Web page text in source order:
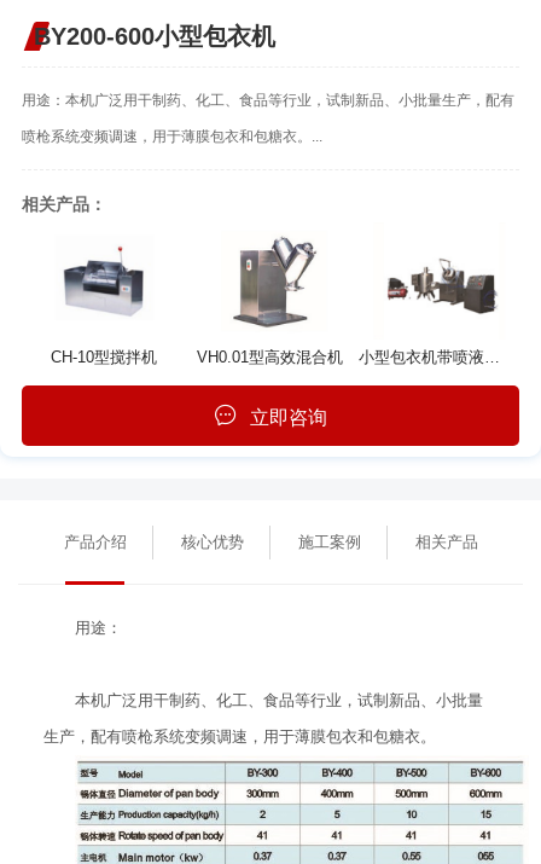
BY200-600小型包衣机
用途：本机广泛用干制药、化工、食品等行业，试制新品、小批量生产，配有
喷枪系统变频调速，用于薄膜包衣和包糖衣。...
相关产品：
CH-10型搅拌机 VH0.01型高效混合机
立即咨询
产品介绍 核心优势 施工案例 相关产品
用途：
本机广泛用干制药、化工、食品等行业，试制新品、小批量
生产，配有喷枪系统变频调速，用于薄膜包衣和包糖衣。